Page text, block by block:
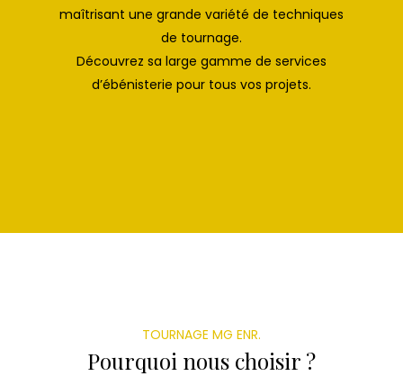
maîtrisant une grande variété de techniques
de tournage.
Découvrez sa large gamme de services
d’ébénisterie pour tous vos projets.
TOURNAGE MG ENR.
Pourquoi nous choisir ?